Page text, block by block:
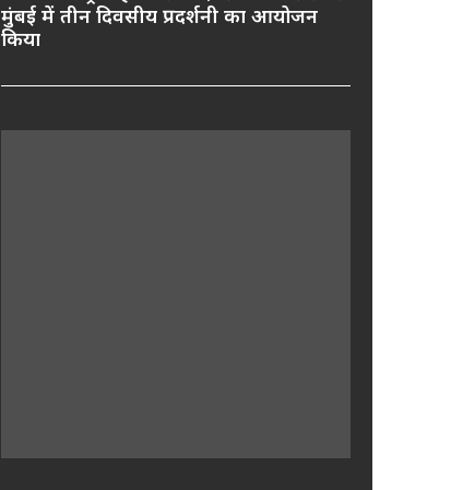
मुंबई में तीन दिवसीय प्रदर्शनी का आयोजन
किया